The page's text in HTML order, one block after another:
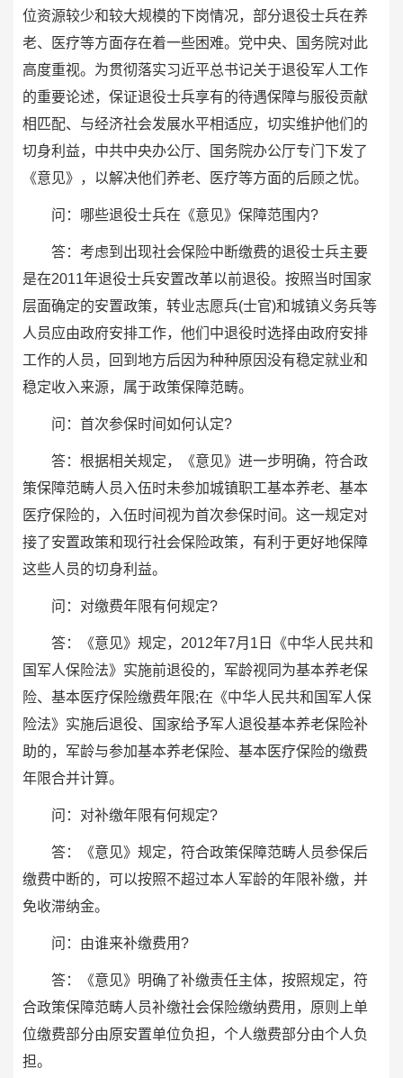
位资源较少和较大规模的下岗情况，部分退役士兵在养
老、医疗等方面存在着一些困难。党中央、国务院对此
高度重视。为贯彻落实习近平总书记关于退役军人工作
的重要论述，保证退役士兵享有的待遇保障与服役贡献
相匹配、与经济社会发展水平相适应，切实维护他们的
切身利益，中共中央办公厅、国务院办公厅专门下发了
《意见》，以解决他们养老、医疗等方面的后顾之忧。
问：哪些退役士兵在《意见》保障范围内?
答：考虑到出现社会保险中断缴费的退役士兵主要
是在2011年退役士兵安置改革以前退役。按照当时国家
层面确定的安置政策，转业志愿兵(士官)和城镇义务兵等
人员应由政府安排工作，他们中退役时选择由政府安排
工作的人员，回到地方后因为种种原因没有稳定就业和
稳定收入来源，属于政策保障范畴。
问：首次参保时间如何认定?
答：根据相关规定，《意见》进一步明确，符合政
策保障范畴人员入伍时未参加城镇职工基本养老、基本
医疗保险的，入伍时间视为首次参保时间。这一规定对
接了安置政策和现行社会保险政策，有利于更好地保障
这些人员的切身利益。
问：对缴费年限有何规定?
答：《意见》规定，2012年7月1日《中华人民共和
国军人保险法》实施前退役的，军龄视同为基本养老保
险、基本医疗保险缴费年限;在《中华人民共和国军人保
险法》实施后退役、国家给予军人退役基本养老保险补
助的，军龄与参加基本养老保险、基本医疗保险的缴费
年限合并计算。
问：对补缴年限有何规定?
答：《意见》规定，符合政策保障范畴人员参保后
缴费中断的，可以按照不超过本人军龄的年限补缴，并
免收滞纳金。
问：由谁来补缴费用?
答：《意见》明确了补缴责任主体，按照规定，符
合政策保障范畴人员补缴社会保险缴纳费用，原则上单
位缴费部分由原安置单位负担，个人缴费部分由个人负
担。